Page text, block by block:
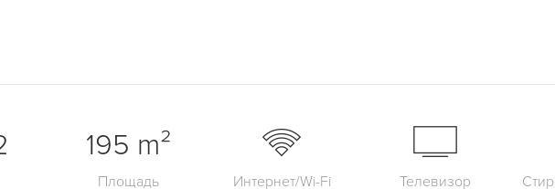
Площадь
195 m²
Интернет/Wi-Fi Телевизор